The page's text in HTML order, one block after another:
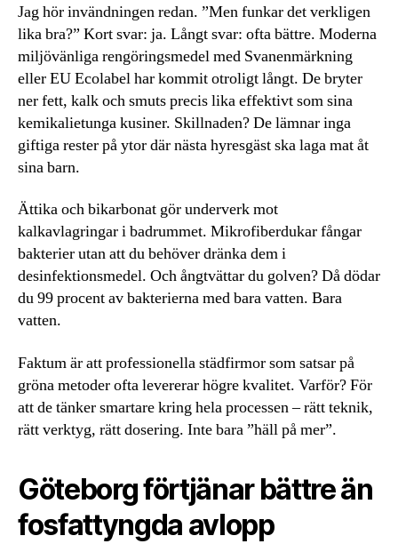
Jag hör invändningen redan. ”Men funkar det verkligen
lika bra?” Kort svar: ja. Långt svar: ofta bättre. Moderna
miljövänliga rengöringsmedel med Svanenmärkning
eller EU Ecolabel har kommit otroligt långt. De bryter
ner fett, kalk och smuts precis lika effektivt som sina
kemikalietunga kusiner. Skillnaden? De lämnar inga
giftiga rester på ytor där nästa hyresgäst ska laga mat åt
sina barn.
Ättika och bikarbonat gör underverk mot
kalkavlagringar i badrummet. Mikrofiberdukar fångar
bakterier utan att du behöver dränka dem i
desinfektionsmedel. Och ångtvättar du golven? Då dödar
du 99 procent av bakterierna med bara vatten. Bara
vatten.
Faktum är att professionella städfirmor som satsar på
gröna metoder ofta levererar högre kvalitet. Varför? För
att de tänker smartare kring hela processen – rätt teknik,
rätt verktyg, rätt dosering. Inte bara ”häll på mer”.
Göteborg förtjänar bättre än
fosfattyngda avlopp